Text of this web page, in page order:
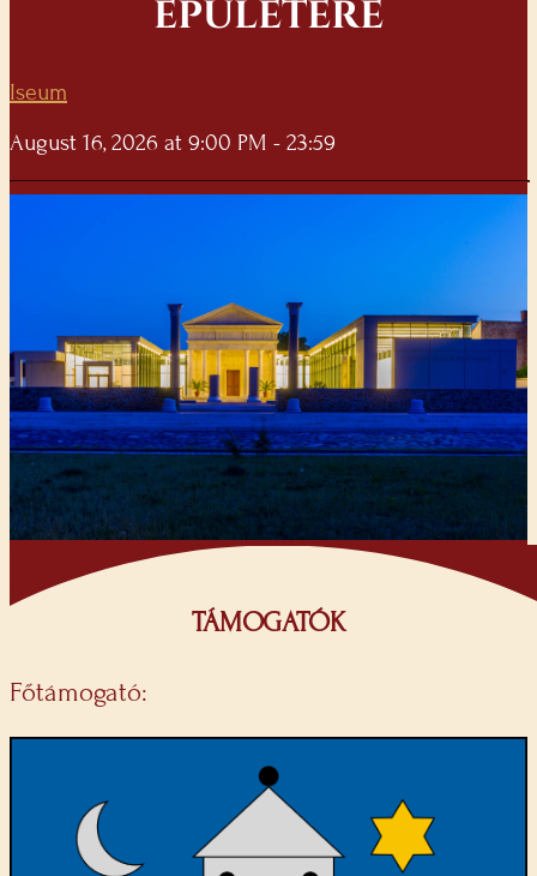
ÉPÜLETÉRE
Iseum
August 16, 2026 at 9:00 PM - 23:59
TÁMOGATÓK
Főtámogató: